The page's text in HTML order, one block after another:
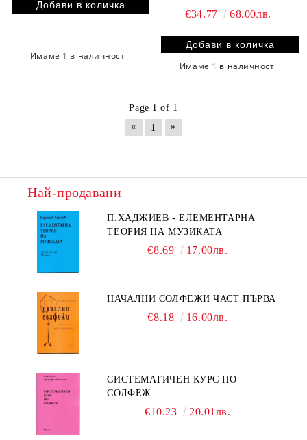
Имаме 1 в наличност
€34.77
68.00лв.
Имаме 1 в наличност
Page 1 of 1
«
1 »
Най-продавани
П.ХАДЖИЕВ - ЕЛЕМЕНТАРНА
ТЕОРИЯ НА МУЗИКАТА
€8.69 17.00лв.
НАЧАЛНИ СОЛФЕЖИ ЧАСТ ПЪРВА
€8.18 16.00лв.
СИСТЕМАТИЧЕН КУРС ПО
СОЛФЕЖ
€10.23 20.01лв.